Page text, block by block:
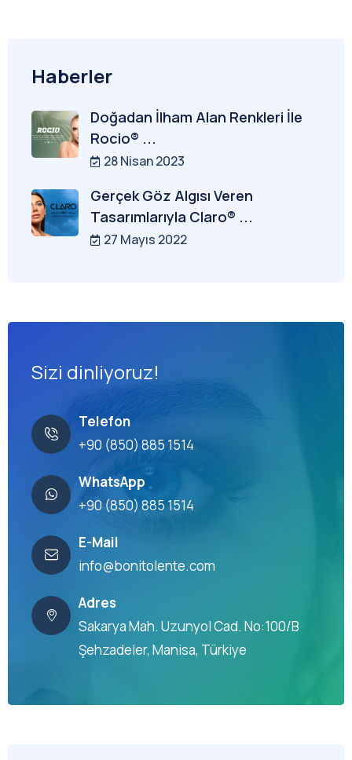
Haberler
Doğadan İlham Alan Renkleri İle
Rocio® ...
28 Nisan 2023
Gerçek Göz Algısı Veren
Tasarımlarıyla Claro® ...
27 Mayıs 2022
Sizi dinliyoruz!
Telefon
+90 (850) 885 1514
WhatsApp
+90 (850) 885 1514
E-Mail
info@bonitolente.com
Adres
Sakarya Mah. Uzunyol Cad. No:100/B
Şehzadeler, Manisa, Türkiye